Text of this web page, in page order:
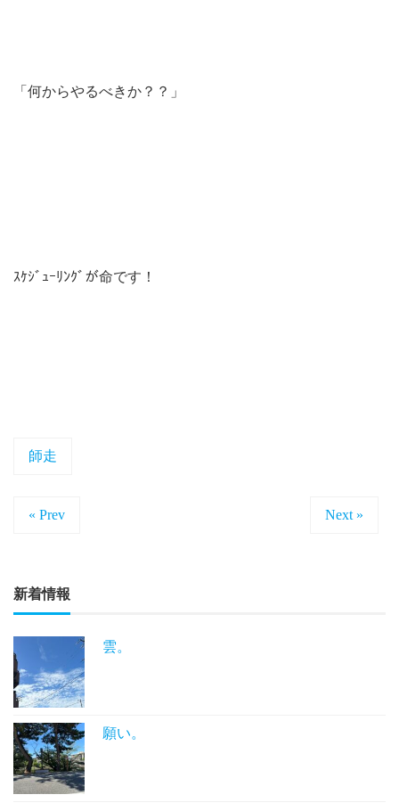
「何からやるべきか？？」
ｽｹｼﾞｭｰﾘﾝｸﾞが命です！
師走
« Prev Next »
新着情報
雲。
願い。